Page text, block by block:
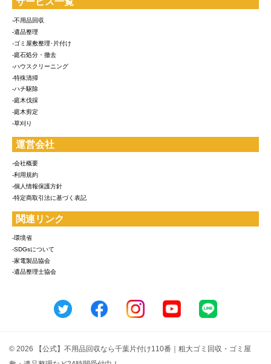
-不用品回収
-遺品整理
-ゴミ屋敷整理･片付け
-庭石処分・撤去
-ハウスクリーニング
-特殊清掃
-ハチ駆除
-庭木伐採
-庭木剪定
-草刈り
運営会社
-会社概要
-利用規約
-個人情報保護方針
-特定商取引法に基づく表記
関連リンク
-環境省
-SDGsについて
-家電製品協会
-遺品整理士協会
© 2026 【公式】不用品回収なら千葉片付け110番｜粗大ゴミ回収・ゴミ屋